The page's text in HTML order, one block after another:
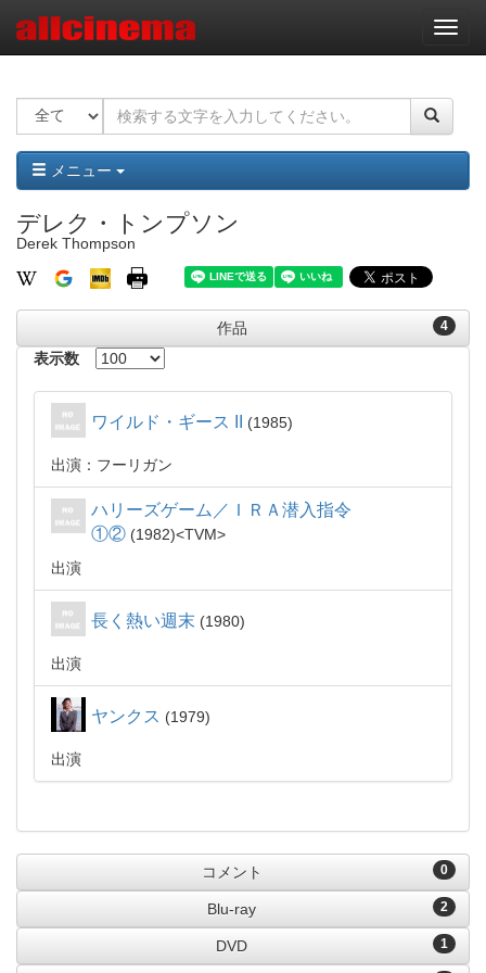
ナ
ビ
ー
ョ
ン
メニュー
デレク・トンプソン
Derek Thompson
4
作品
表示数
ワイルド・ギース II 1985
出演：フーリガン
ハリーズゲーム／ＩＲＡ潜入指令
①②
1982
TVM
出演
長く熱い週末 1980
出演
ヤンクス 1979
出演
0
コメント
2
Blu-ray
1
DVD